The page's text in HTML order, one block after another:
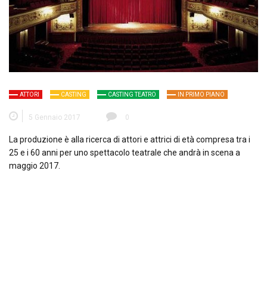
ATTORI CASTING CASTING TEATRO IN PRIMO PIANO
5 Gennaio 2017 0
La produzione è alla ricerca di attori e attrici di età compresa tra i
25 e i 60 anni per uno spettacolo teatrale che andrà in scena a
maggio 2017.